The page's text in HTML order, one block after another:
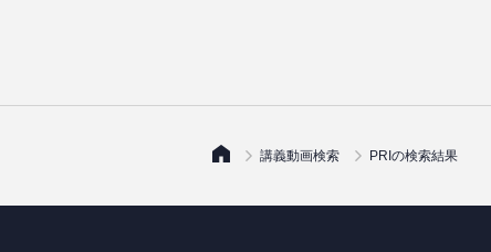
講義動画検索 PRIの検索結果